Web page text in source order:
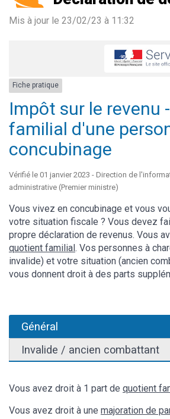
Mis à jour le 23/02/23 à 11:32
Fiche pratique
Impôt sur le revenu
familial d'une
concubinage
Vérifié le 01 janvier 2023 - Direction de
administrative (Premier ministre)
Vous vivez en concubinage et vous
votre situation fiscale ? Vous devez
propre déclaration de revenus. Vous
quotient familial. Vos personnes à
invalide) et votre situation (ancien
vous donnent droit à des parts
Général
Invalide / ancien combattant
Vous avez droit à 1 part de quotient
Vous avez droit à une majoration de